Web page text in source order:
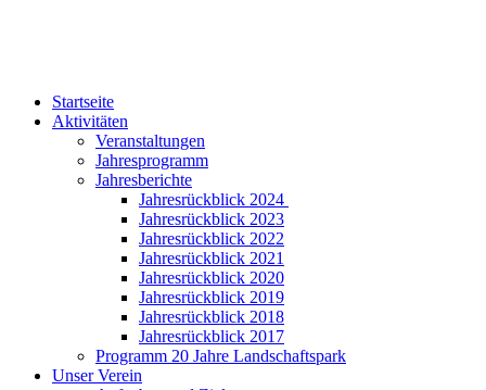
Startseite
Aktivitäten
Veranstaltungen
Jahresprogramm
Jahresberichte
Jahresrückblick 2024
Jahresrückblick 2023
Jahresrückblick 2022
Jahresrückblick 2021
Jahresrückblick 2020
Jahresrückblick 2019
Jahresrückblick 2018
Jahresrückblick 2017
Programm 20 Jahre Landschaftspark
Unser Verein